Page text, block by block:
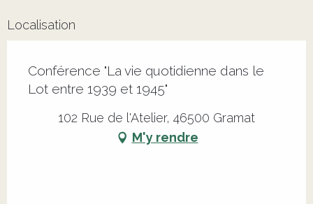
Localisation
Conférence "La vie quotidienne dans le
Lot entre 1939 et 1945"
102 Rue de l'Atelier, 46500 Gramat
M'y rendre